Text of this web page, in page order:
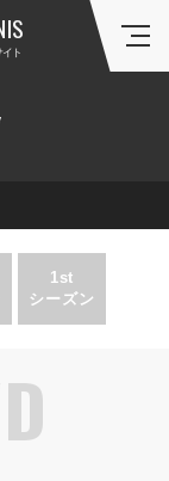
ト
1st
シーズン